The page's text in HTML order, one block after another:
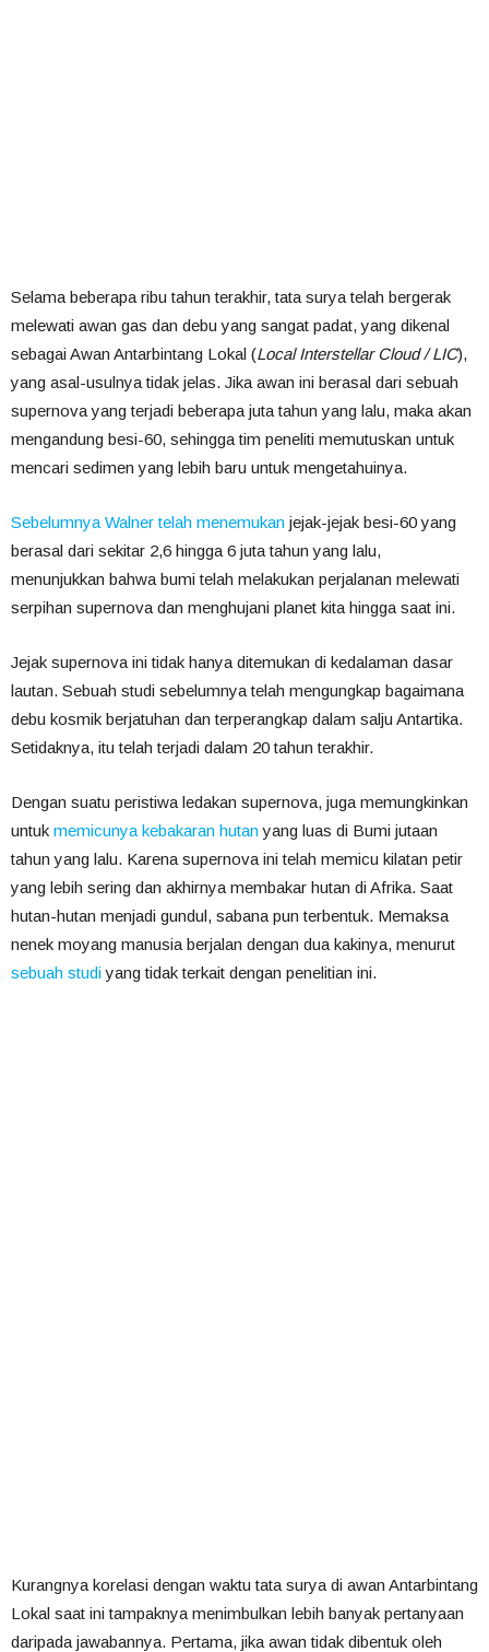
Selama beberapa ribu tahun terakhir, tata surya telah bergerak
melewati awan gas dan debu yang sangat padat, yang dikenal
sebagai Awan Antarbintang Lokal (Local Interstellar Cloud / LIC),
yang asal-usulnya tidak jelas. Jika awan ini berasal dari sebuah
supernova yang terjadi beberapa juta tahun yang lalu, maka akan
mengandung besi-60, sehingga tim peneliti memutuskan untuk
mencari sedimen yang lebih baru untuk mengetahuinya.
Sebelumnya Walner telah menemukan jejak-jejak besi-60 yang
berasal dari sekitar 2,6 hingga 6 juta tahun yang lalu,
menunjukkan bahwa bumi telah melakukan perjalanan melewati
serpihan supernova dan menghujani planet kita hingga saat ini.
Jejak supernova ini tidak hanya ditemukan di kedalaman dasar
lautan. Sebuah studi sebelumnyatelah mengungkap bagaimana
debu kosmik berjatuhan dan terperangkap dalam salju Antartika.
Setidaknya, itu telah terjadi dalam 20 tahun terakhir.
Dengan suatu peristiwa ledakan supernova, juga memungkinkan
untuk memicunya kebakaran hutanyang luas di Bumi jutaan
tahun yang lalu. Karena supernova ini telah memicu kilatan petir
yang lebih sering dan akhirnya membakar hutan di Afrika. Saat
hutan-hutan menjadi gundul, sabana pun terbentuk. Memaksa
nenek moyang manusia berjalan dengan dua kakinya, menurut
sebuah studiyang tidak terkait dengan penelitian ini.
Kurangnya korelasi dengan waktu tata surya di awan Antarbintang
Lokal saat ini tampaknya menimbulkan lebih banyak pertanyaan
daripada jawabannya. Pertama, jika awan tidak dibentuk oleh